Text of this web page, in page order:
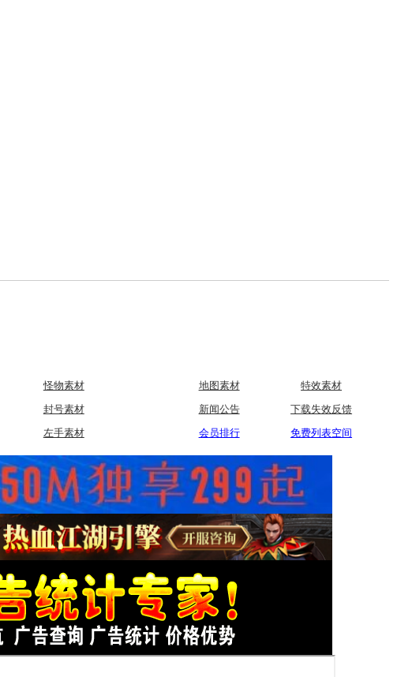
怪物素材
封号素材
左手素材
地图素材
特效素材
新闻公告
下载失效反馈
会员排行
免费列表空间